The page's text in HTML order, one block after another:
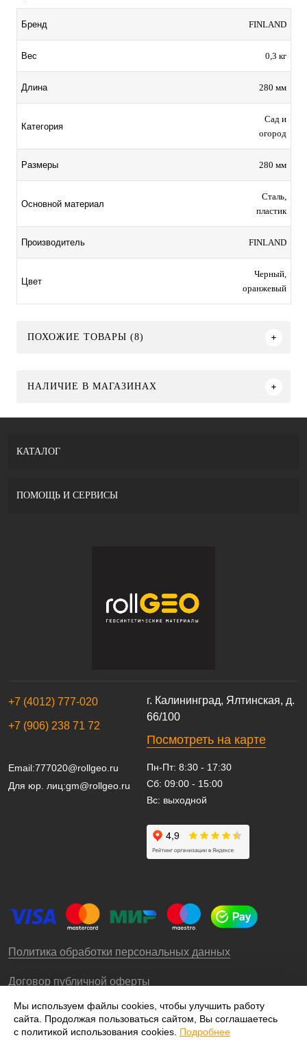
Бренд FINLAND
Вес 0,3 кг
Длина 280 мм
Категория
Сад и
огород
Размеры 280 мм
Основной материал
Сталь,
пластик
Производитель FINLAND
Цвет
Черный,
оранжевый
ПОХОЖИЕ ТОВАРЫ (8)
НАЛИЧИЕ В МАГАЗИНАХ
г. Калининград, Ялтинская, д.
66/100
Посмотреть на карте
+7 (4012) 777-020
+7 (906) 238 71 72
Email:777020@rollgeo.ru
Для юр. лиц:gm@rollgeo.ru
Пн-Пт: 8:30 - 17:30
Сб: 09:00 - 15:00
Вс: выходной
Политика обработки персональных данных
Договор публичной оферты
КАТАЛОГ
ПОМОЩЬ И СЕРВИСЫ
© 2009-2026 – ООО «Роллгео»
Мы используем файлы cookies, чтобы улучшить работу
сайта. Продолжая пользоваться сайтом, Вы соглашаетесь
с политикой использования cookies. Подробнее